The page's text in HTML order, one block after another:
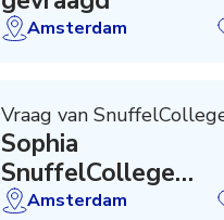
Amsterdam
Vraag van
Sophia
SnuffelCollege
zoekt versterking
Amsterdam